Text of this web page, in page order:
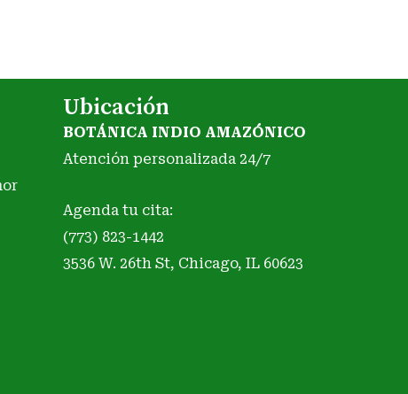
Ubicación
BOTÁNICA INDIO AMAZÓNICO
Atención personalizada 24/7
Agenda tu cita:
(773) 823-1442
3536 W. 26th St, Chicago, IL 60623